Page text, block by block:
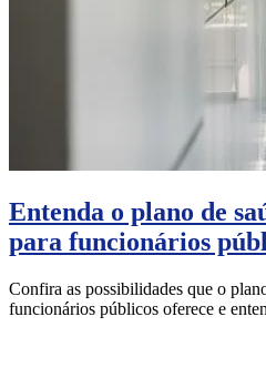
Entenda o plano de
para funcionários
Confira as possibilidades que o
funcionários públicos oferece e